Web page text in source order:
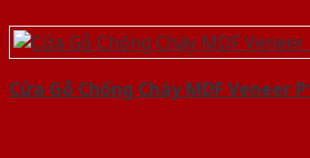
Cửa Gỗ Chống Cháy MDF Veneer